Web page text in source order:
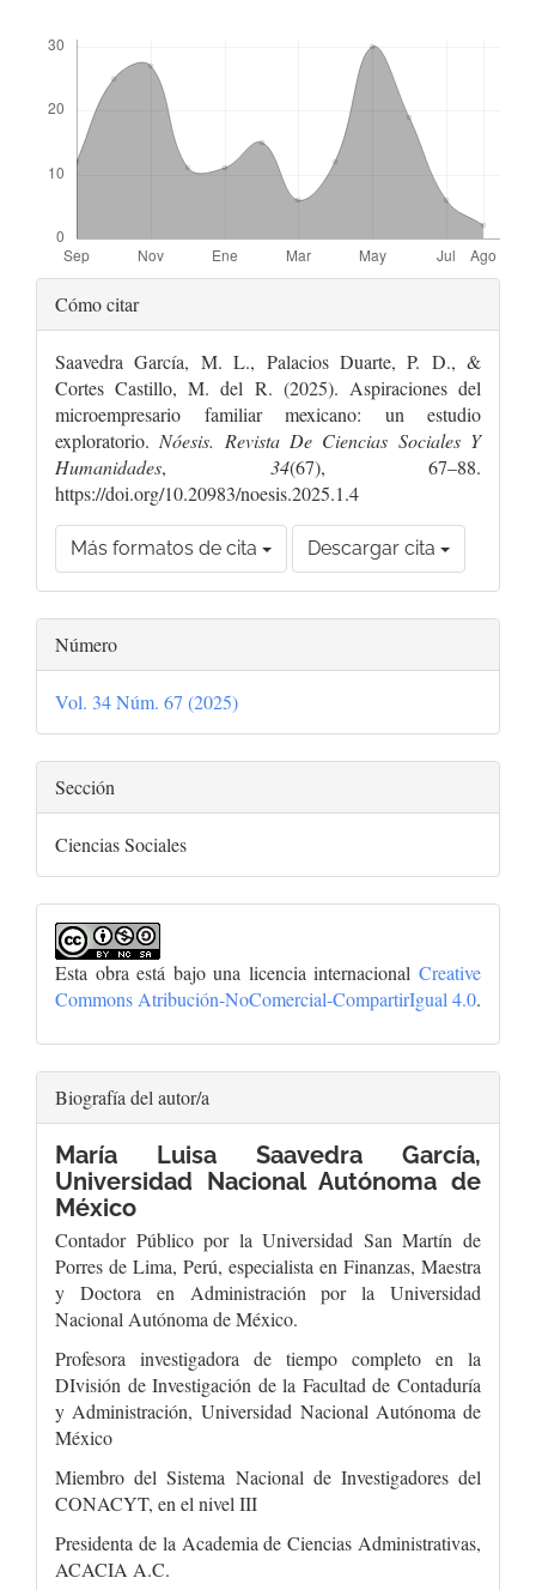
Detalles
del
artículo
Cómo citar
Saavedra García, M. L., Palacios Duarte, P. D., &
Cortes Castillo, M. del R. (2025). Aspiraciones del
microempresario familiar mexicano: un estudio
exploratorio. Nóesis. Revista De Ciencias Sociales Y
Humanidades, 34(67), 67–88.
https://doi.org/10.20983/noesis.2025.1.4
Más formatos de cita Descargar cita
Número
Vol. 34 Núm. 67 (2025)
Sección
Ciencias Sociales
Esta obra está bajo una licencia internacional Creative
Commons Atribución-NoComercial-CompartirIgual 4.0.
Biografía del autor/a
María Luisa Saavedra García,
Universidad Nacional Autónoma de
México
Contador Público por la Universidad San Martín de
Porres de Lima, Perú, especialista en Finanzas, Maestra
y Doctora en Administración por la Universidad
Nacional Autónoma de México.
Profesora investigadora de tiempo completo en la
DIvisión de Investigación de la Facultad de Contaduría
y Administración, Universidad Nacional Autónoma de
México
Miembro del Sistema Nacional de Investigadores del
CONACYT, en el nivel III
Presidenta de la Academia de Ciencias Administrativas,
ACACIA A.C.